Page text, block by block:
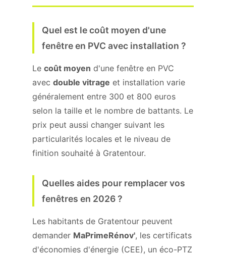
Quel est le coût moyen d'une
fenêtre en PVC avec installation ?
Le coût moyen d'une fenêtre en PVC
avec double vitrage et installation varie
généralement entre 300 et 800 euros
selon la taille et le nombre de battants. Le
prix peut aussi changer suivant les
particularités locales et le niveau de
finition souhaité à Gratentour.
Quelles aides pour remplacer vos
fenêtres en 2026 ?
Les habitants de Gratentour peuvent
demander MaPrimeRénov', les certificats
d'économies d'énergie (CEE), un éco-PTZ